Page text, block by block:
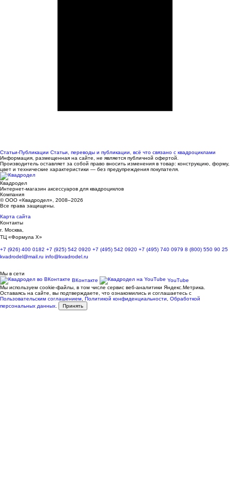
Статьи-Публикации Статьи, переводы и публикации, всё что связано с квадроциклами
Информация, размещенная на сайте, не является публичной офертой.
Производитель оставляет за собой право вносить изменения в товар: конструкцию, форму,
цвет и технические характеристики — без предупреждения покупателя.
Квадродел
Интернет-магазин аксессуаров для квадроциклов
Компания
© ООО «Квадродел», 2008–2026
Все права защищены.
Карта сайта
Контакты
г. Москва,
ТЦ «Формула Х»
+7 (926) 400 0182 +7 (925) 542 0920 +7 (495) 542 0920 +7 (495) 740 0979 8 (800) 550 90 25
kvadrodel@mail.ru info@kvadrodel.ru
Мы в сети
ВКонтакте
YouTube
Мы используем cookie-файлы, в том числе сервис веб-аналитики Яндекс.Метрика.
Оставаясь на сайте, вы подтверждаете, что ознакомились и соглашаетесь с
Пользовательским соглашением, Политикой конфиденциальности, Обработкой
персональных данных. Принять